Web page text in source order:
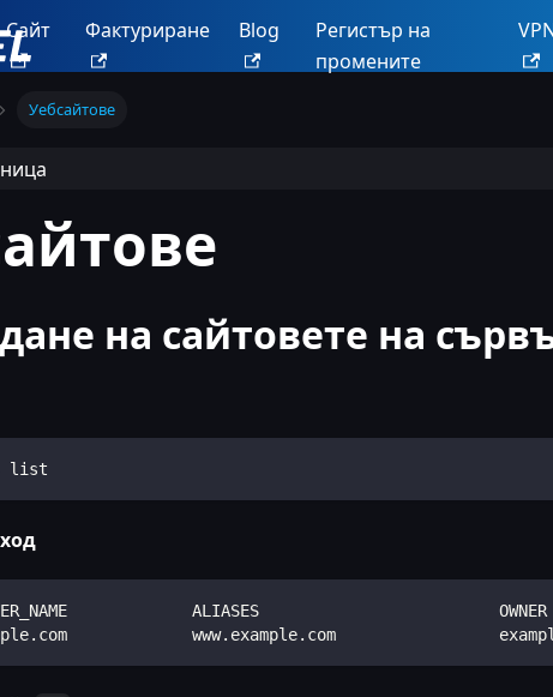
Сайт Фактуриране Blog
Регистър на
промените
Уебсайтове
на сайтовете на
list
ALIASES                         OWNER
www.example.com